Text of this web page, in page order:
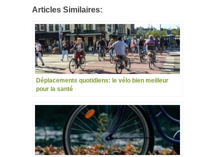
Articles Similaires:
Déplacements quotidiens: le vélo bien meilleur
pour la santé